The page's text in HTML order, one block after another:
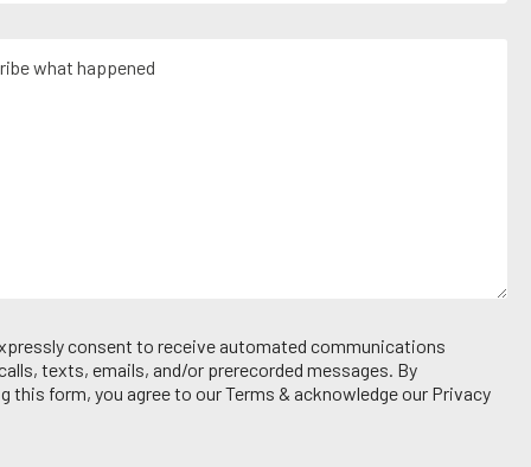
consent to receive automated communications
texts, emails, and/or prerecorded messages. By
this form, you agree to our Terms & acknowledge our Privacy